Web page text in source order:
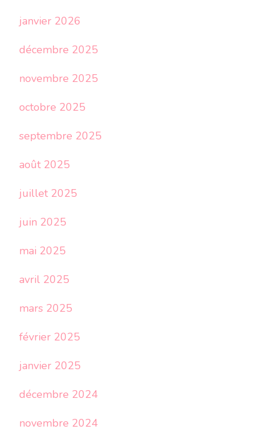
janvier 2026
décembre 2025
novembre 2025
octobre 2025
septembre 2025
août 2025
juillet 2025
juin 2025
mai 2025
avril 2025
mars 2025
février 2025
janvier 2025
décembre 2024
novembre 2024